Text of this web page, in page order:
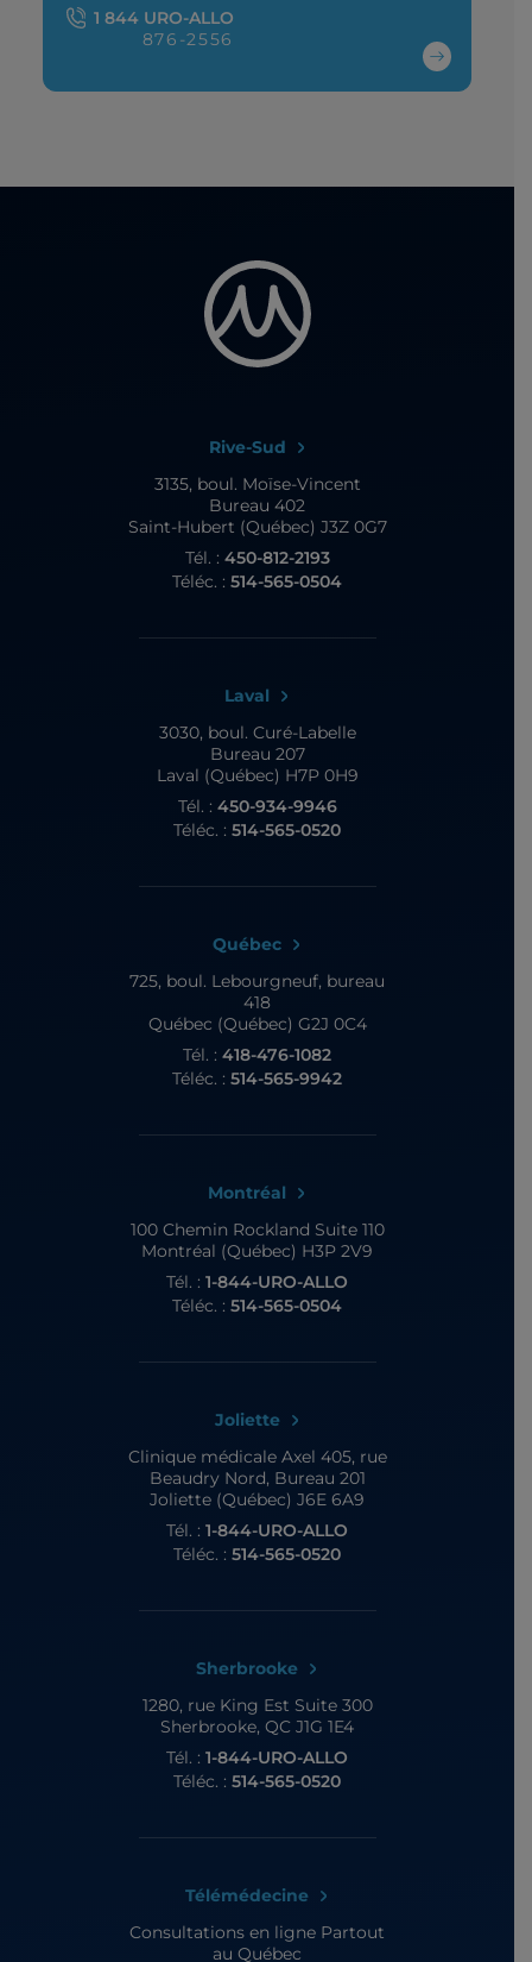
1 844 URO-ALLO
876-2556
Rive-Sud
3135, boul. Moïse-Vincent
Bureau 402
Saint-Hubert (Québec) J3Z 0G7
Tél. : 450-812-2193
Téléc. : 514-565-0504
Laval
3030, boul. Curé-Labelle
Bureau 207
Laval (Québec) H7P 0H9
Tél. : 450-934-9946
Téléc. : 514-565-0520
Québec
725, boul. Lebourgneuf, bureau
418
Québec (Québec) G2J 0C4
Tél. : 418-476-1082
Téléc. : 514-565-9942
Montréal
100 Chemin Rockland Suite 110
Montréal (Québec) H3P 2V9
Tél. : 1-844-URO-ALLO
Téléc. : 514-565-0504
Joliette
Clinique médicale Axel 405, rue
Beaudry Nord, Bureau 201
Joliette (Québec) J6E 6A9
Tél. : 1-844-URO-ALLO
Téléc. : 514-565-0520
Sherbrooke
1280, rue King Est Suite 300
Sherbrooke, QC J1G 1E4
Tél. : 1-844-URO-ALLO
Téléc. : 514-565-0520
Télémédecine
Consultations en ligne Partout
au Québec